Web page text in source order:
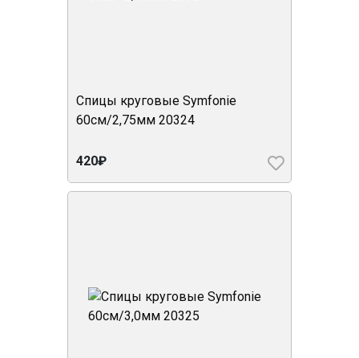
Спицы круговые Symfonie
60см/2,75мм 20324
420₽